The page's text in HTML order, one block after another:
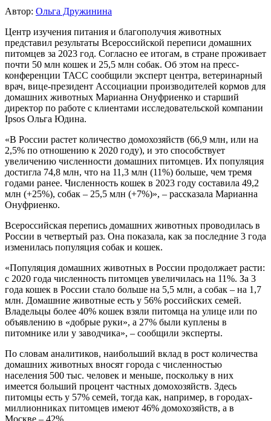
Автор: Ольга Дружинина
Центр изучения питания и благополучия животных
представил результаты Всероссийской переписи домашних
питомцев за 2023 год. Согласно ее итогам, в стране проживает
почти 50 млн кошек и 25,5 млн собак. Об этом на пресс-
конференции ТАСС сообщили эксперт центра, ветеринарный
врач, вице-президент Ассоциации производителей кормов для
домашних животных Марианна Онуфриенко и старший
директор по работе с клиентами исследовательской компании
Ipsos Ольга Юдина.
«В России растет количество домохозяйств (66,9 млн, или на
2,5% по отношению к 2020 году), и это способствует
увеличению численности домашних питомцев. Их популяция
достигла 74,8 млн, что на 11,3 млн (11%) больше, чем тремя
годами ранее. Численность кошек в 2023 году составила 49,2
млн (+25%), собак – 25,5 млн (+7%)», – рассказала Марианна
Онуфриенко.
Всероссийская перепись домашних животных проводилась в
России в четвертый раз. Она показала, как за последние 3 года
изменилась популяция собак и кошек.
«Популяция домашних животных в России продолжает расти:
с 2020 года численность питомцев увеличилась на 11%. За 3
года кошек в России стало больше на 5,5 млн, а собак – на 1,7
млн. Домашние животные есть у 56% российских семей.
Владельцы более 40% кошек взяли питомца на улице или по
объявлению в «добрые руки», а 27% были куплены в
питомнике или у заводчика», – сообщили эксперты.
По словам аналитиков, наибольший вклад в рост количества
домашних животных вносят города с численностью
населения 500 тыс. человек и меньше, поскольку в них
имеется больший процент частных домохозяйств. Здесь
питомцы есть у 57% семей, тогда как, например, в городах-
миллионниках питомцев имеют 46% домохозяйств, а в